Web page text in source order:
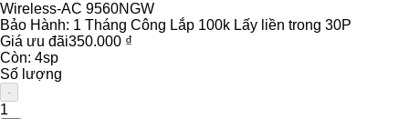
Wireless-AC 9560NGW
Bảo Hành: 1 Tháng Công Lắp 100k Lấy liền trong 30P
Giá ưu đãi350.000 ₫
Còn: 4sp
Số lượng
-
1